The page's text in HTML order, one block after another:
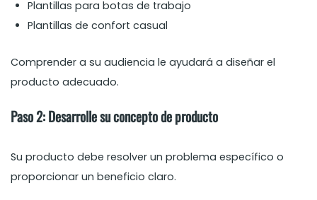
Plantillas para botas de trabajo
Plantillas de confort casual
Comprender a su audiencia le ayudará a diseñar el
producto adecuado.
Paso 2: Desarrolle su concepto de producto
Su producto debe resolver un problema específico o
proporcionar un beneficio claro.